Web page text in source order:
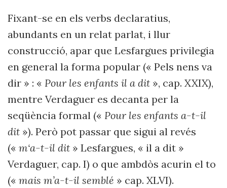
Fixant-se en els verbs declaratius,
abundants en un relat parlat, i llur
construcció, apar que Lesfargues privilegia
en general la forma popular (« Pels nens va
dir » : « Pour les enfants il a dit », cap. XXIX),
mentre Verdaguer es decanta per la
seqüència formal (« Pour les enfants a-t-il
dit »). Però pot passar que sigui al revés
(« m‘a-t-il dit » Lesfargues, « il a dit »
Verdaguer, cap. I) o que ambdòs acurin el to
(« mais m’a-t-il semblé » cap. XLVI).